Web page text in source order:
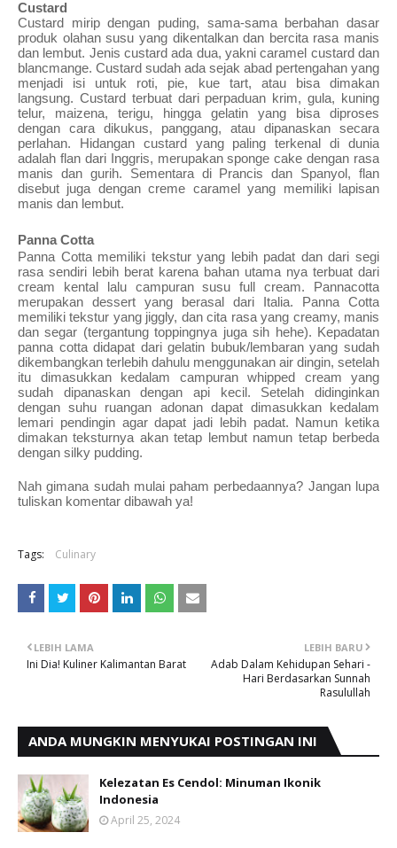
Custard
Custard mirip dengan puding, sama-sama berbahan dasar
produk olahan susu yang dikentalkan dan bercita rasa manis
dan lembut. Jenis custard ada dua, yakni caramel custard dan
blancmange. Custard sudah ada sejak abad pertengahan yang
menjadi isi untuk roti, pie, kue tart, atau bisa dimakan
langsung. Custard terbuat dari perpaduan krim, gula, kuning
telur, maizena, terigu, hingga gelatin yang bisa diproses
dengan cara dikukus, panggang, atau dipanaskan secara
perlahan. Hidangan custard yang paling terkenal di dunia
adalah flan dari Inggris, merupakan sponge cake dengan rasa
manis dan gurih. Sementara di Prancis dan Spanyol, flan
disebut juga dengan creme caramel yang memiliki lapisan
manis dan lembut.
Panna Cotta
Panna Cotta memiliki tekstur yang lebih padat dan dari segi
rasa sendiri lebih berat karena bahan utama nya terbuat dari
cream kental lalu campuran susu full cream. Pannacotta
merupakan dessert yang berasal dari Italia. Panna Cotta
memiliki tekstur yang jiggly, dan cita rasa yang creamy, manis
dan segar (tergantung toppingnya juga sih hehe). Kepadatan
panna cotta didapat dari gelatin bubuk/lembaran yang sudah
dikembangkan terlebih dahulu menggunakan air dingin, setelah
itu dimasukkan kedalam campuran whipped cream yang
sudah dipanaskan dengan api kecil. Setelah didinginkan
dengan suhu ruangan adonan dapat dimasukkan kedalam
lemari pendingin agar dapat jadi lebih padat. Namun ketika
dimakan teksturnya akan tetap lembut namun tetap berbeda
dengan silky pudding.
Nah gimana sudah mulai paham perbedaannya? Jangan lupa
tuliskan komentar dibawah ya!
Tags: Culinary
LEBIH BARU
Adab Dalam Kehidupan Sehari -
Hari Berdasarkan Sunnah
Rasulullah
LEBIH LAMA
Ini Dia! Kuliner Kalimantan Barat
ANDA MUNGKIN MENYUKAI POSTINGAN INI
Kelezatan Es Cendol: Minuman Ikonik
Indonesia
April 25, 2024